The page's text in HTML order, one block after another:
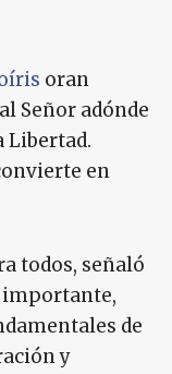
oran
Señor adónde
Libertad.
en
todos, señaló
importante,
de
y